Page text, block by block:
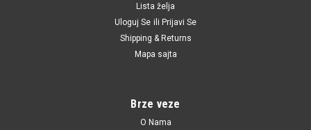
Lista želja
Uloguj Se ili Prijavi Se
Shipping & Returns
Mapa sajta
Brze veze
O Nama